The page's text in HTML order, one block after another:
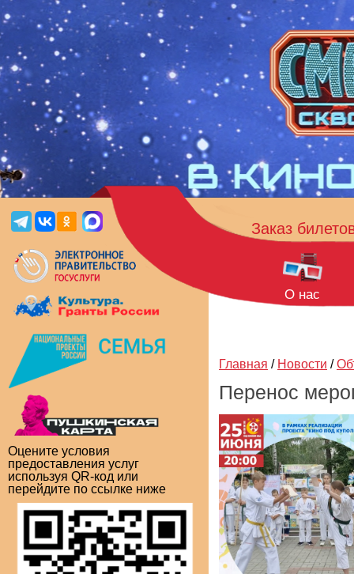
Оцените условия
предоставления услуг
используя QR-код или
перейдите по ссылке ниже
Заказ
О нас
Главная / Новости /
Перенос